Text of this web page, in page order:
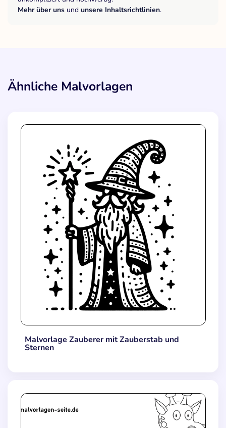
Mehr über uns und unsere Inhaltsrichtlinien.
Ähnliche Malvorlagen
Malvorlage Zauberer mit Zauberstab und
Sternen